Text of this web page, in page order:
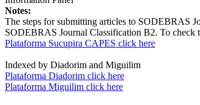
Notes:
The steps for submitting articles to SODEBRAS
SODEBRAS Journal Classification B2. To check
Plataforma Sucupira CAPES click here
Indexed by Diadorim and Miguilim
Plataforma Diadorim click here
Plataforma Miguilim click here